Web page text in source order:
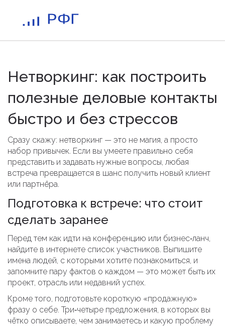
Нетворкинг: как построить
полезные деловые контакты
быстро и без стрессов
Сразу скажу: нетворкинг — это не магия, а просто
набор привычек. Если вы умеете правильно себя
представить и задавать нужные вопросы, любая
встреча превращается в шанс получить новый клиент
или партнёра.
Подготовка к встрече: что стоит
сделать заранее
Перед тем как идти на конференцию или бизнес‑ланч,
найдите в интернете список участников. Выпишите
имена людей, с которыми хотите познакомиться, и
запомните пару фактов о каждом — это может быть их
проект, отрасль или недавний успех.
Кроме того, подготовьте короткую «продажную»
фразу о себе. Три‑четыре предложения, в которых вы
чётко описываете, чем занимаетесь и какую проблему